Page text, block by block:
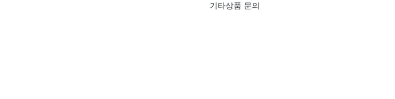
기타상품 문의